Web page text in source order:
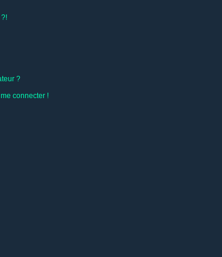
?
connecter !